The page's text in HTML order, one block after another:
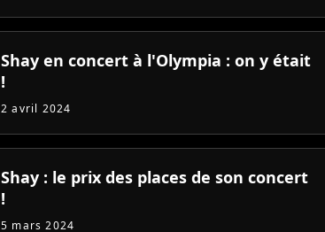
Shay en concert à l'Olympia : on y était
!
2 avril 2024
Shay : le prix des places de son concert
!
5 mars 2024